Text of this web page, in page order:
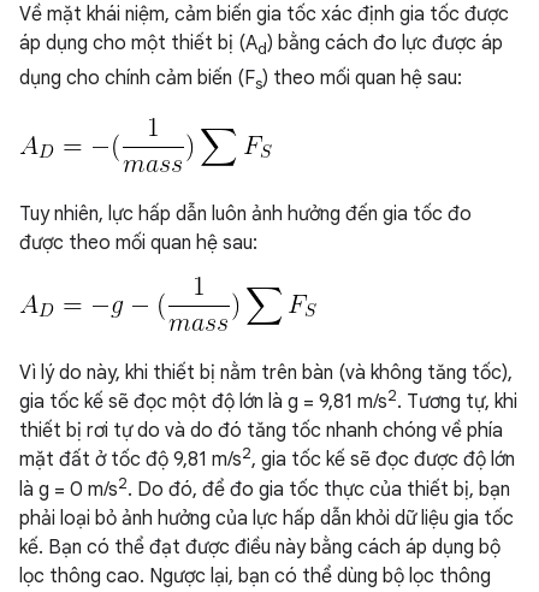
Về mặt khái niệm, cảm biến gia tốc xác định gia tốc được
áp dụng cho một thiết bị (Ad) bằng cách đo lực được áp
dụng cho chính cảm biến (Fs) theo mối quan hệ sau:
Tuy nhiên, lực hấp dẫn luôn ảnh hưởng đến gia tốc đo
được theo mối quan hệ sau:
Vì lý do này, khi thiết bị nằm trên bàn (và không tăng tốc),
gia tốc kế sẽ đọc một độ lớn là g = 9,81 m/s2. Tương tự, khi
thiết bị rơi tự do và do đó tăng tốc nhanh chóng về phía
mặt đất ở tốc độ 9,81 m/s2, gia tốc kế sẽ đọc được độ lớn
là g = 0 m/s2. Do đó, để đo gia tốc thực của thiết bị, bạn
phải loại bỏ ảnh hưởng của lực hấp dẫn khỏi dữ liệu gia tốc
kế. Bạn có thể đạt được điều này bằng cách áp dụng bộ
lọc thông cao. Ngược lại, bạn có thể dùng bộ lọc thông